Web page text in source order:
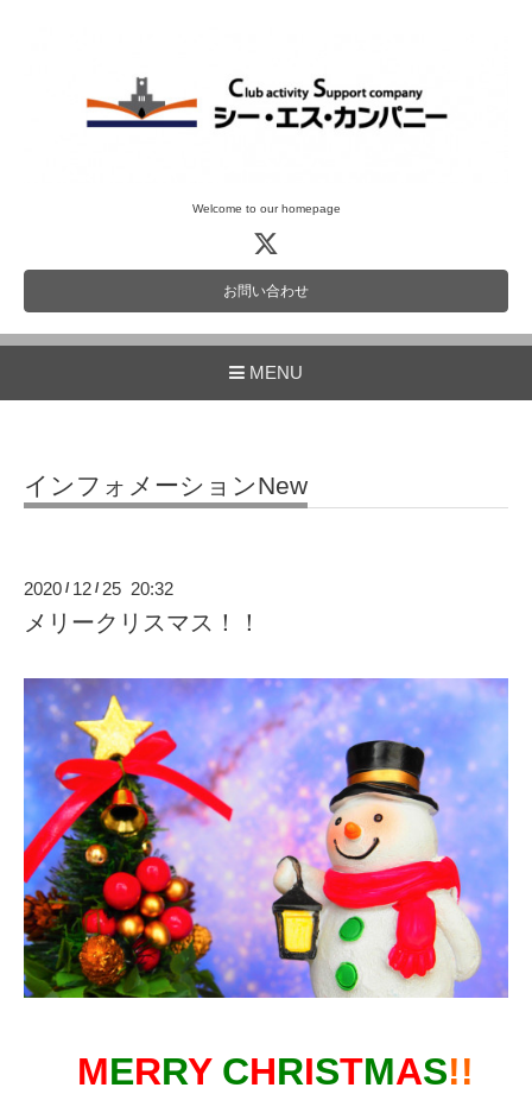
Welcome to our homepage
お問い合わせ
MENU
インフォメーションNew
2020 / 12 / 25 20:32
メリークリスマス！！
MERRY CHRISTMAS!!